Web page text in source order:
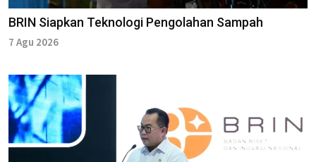
BRIN Siapkan Teknologi Pengolahan Sampah
7 Agu 2026